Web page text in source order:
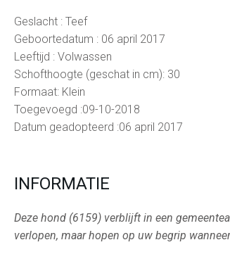
Geslacht : Teef
Geboortedatum : 06 april 2017
Leeftijd : Volwassen
Schofthoogte (geschat in cm): 30
Formaat: Klein
Toegevoegd :09-10-2018
Datum geadopteerd :06 april 2017
INFORMATIE
Deze hond (6159) verblijft in een
verlopen, maar hopen op uw begrip